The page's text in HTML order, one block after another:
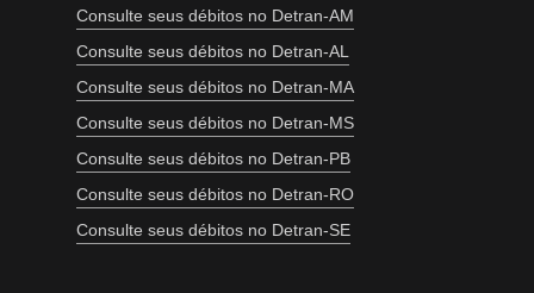
Consulte seus débitos no Detran-AM
Consulte seus débitos no Detran-AL
Consulte seus débitos no Detran-MA
Consulte seus débitos no Detran-MS
Consulte seus débitos no Detran-PB
Consulte seus débitos no Detran-RO
Consulte seus débitos no Detran-SE